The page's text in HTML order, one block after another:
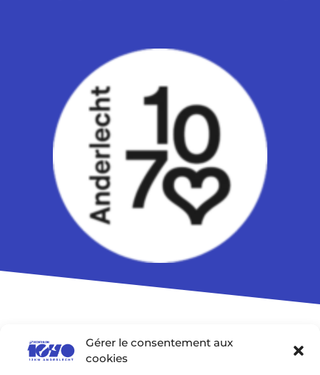
Gérer le consentement aux
cookies